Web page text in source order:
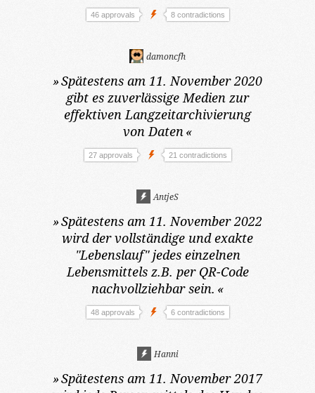
46 approvals 8 contradictions
damoncfh
»Spätestens am 11. November 2020
gibt es zuverlässige Medien zur
effektiven Langzeitarchivierung
von Daten«
27 approvals 21 contradictions
AntjeS
»Spätestens am 11. November 2022
wird der vollständige und exakte
"Lebenslauf" jedes einzelnen
Lebensmittels z.B. per QR-Code
nachvollziehbar sein. «
48 approvals 6 contradictions
Hanni
»Spätestens am 11. November 2017